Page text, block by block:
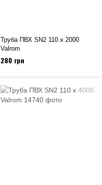
Труба ПВХ SN2 110 х 2000
Valrom
280 грн